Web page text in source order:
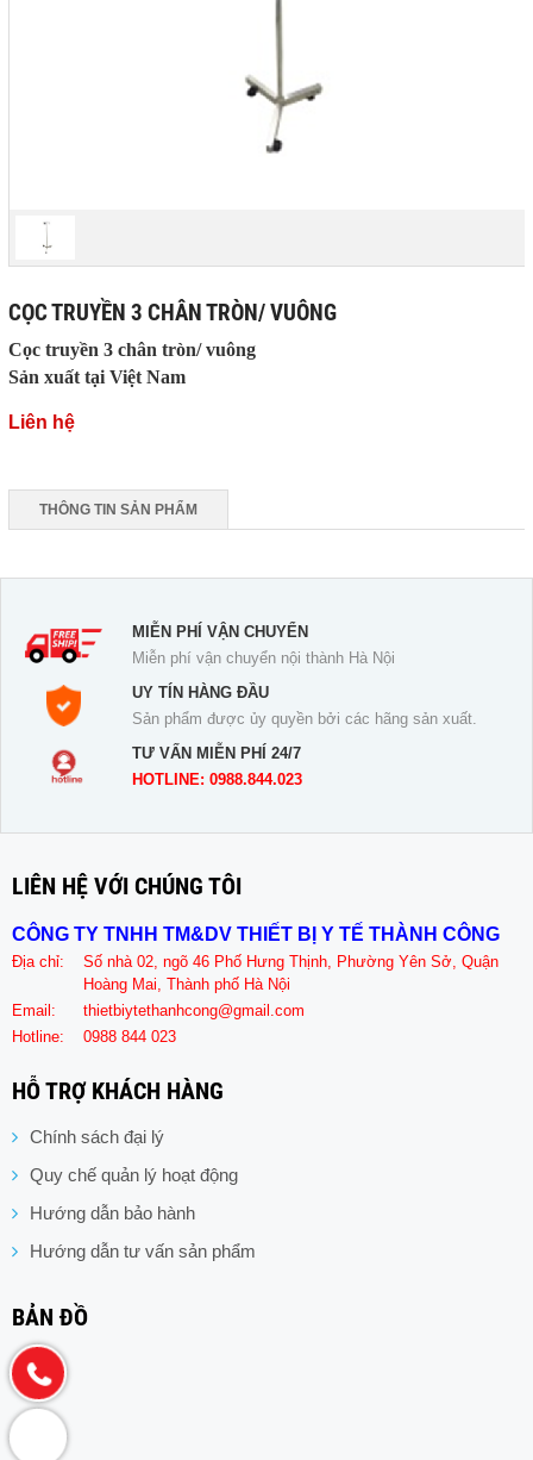
CỌC TRUYỀN 3 CHÂN TRÒN/ VUÔNG
Cọc truyền 3 chân tròn/ vuông
Sản xuất tại Việt Nam
Liên hệ
THÔNG TIN SẢN PHẨM
MIỄN PHÍ VẬN CHUYỂN
Miễn phí vận chuyển nội thành Hà Nội
UY TÍN HÀNG ĐẦU
Sản phẩm được ủy quyền bởi các hãng sản xuất.
TƯ VẤN MIỄN PHÍ 24/7
HOTLINE: 0988.844.023
LIÊN HỆ VỚI CHÚNG TÔI
CÔNG TY TNHH TM&DV THIẾT BỊ Y TẾ THÀNH CÔNG
Địa chỉ:
Số nhà 02, ngõ 46 Phố Hưng Thịnh, Phường Yên Sở, Quận
Hoàng Mai, Thành phố Hà Nội
Email:
thietbiytethanhcong@gmail.com
Hotline:
0988 844 023
HỖ TRỢ KHÁCH HÀNG
Chính sách đại lý
Quy chế quản lý hoạt động
Hướng dẫn bảo hành
Hướng dẫn tư vấn sản phẩm
BẢN ĐỒ